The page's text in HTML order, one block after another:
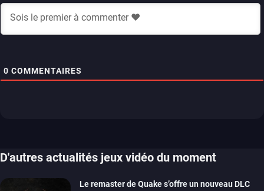
0 COMMENTAIRES
D'autres actualités jeux vidéo du moment
Le remaster de Quake s’offre un nouveau DLC